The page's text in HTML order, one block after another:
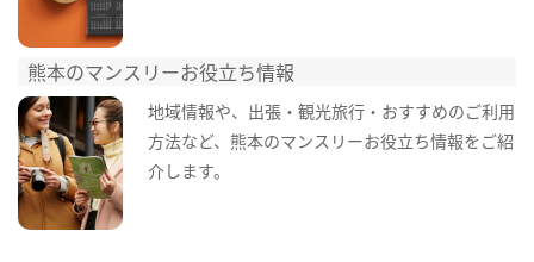
熊本のマンスリーお役立ち情報
地域情報や、出張・観光旅行・おすすめのご利用
方法など、熊本のマンスリーお役立ち情報をご紹
介します。